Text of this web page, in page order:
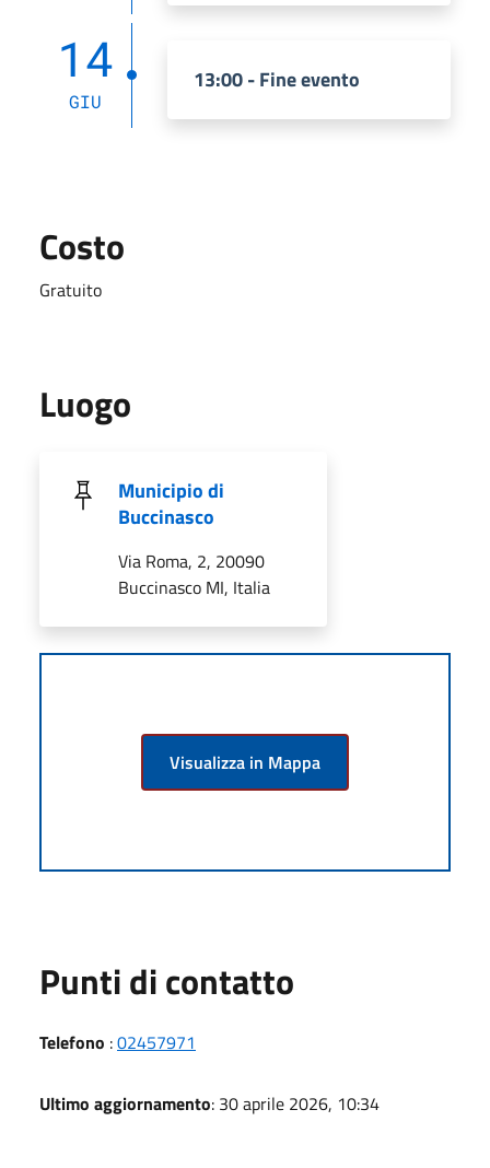
14
GIU
13:00 - Fine evento
Costo
Gratuito
Luogo
Municipio di
Buccinasco
Via Roma, 2, 20090
Buccinasco MI, Italia
Visualizza in Mappa
Punti di contatto
Telefono :02457971
Ultimo aggiornamento: 30 aprile 2026, 10:34